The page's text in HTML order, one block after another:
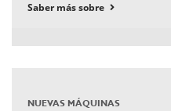
Saber más sobre
NUEVAS MÁQUINAS